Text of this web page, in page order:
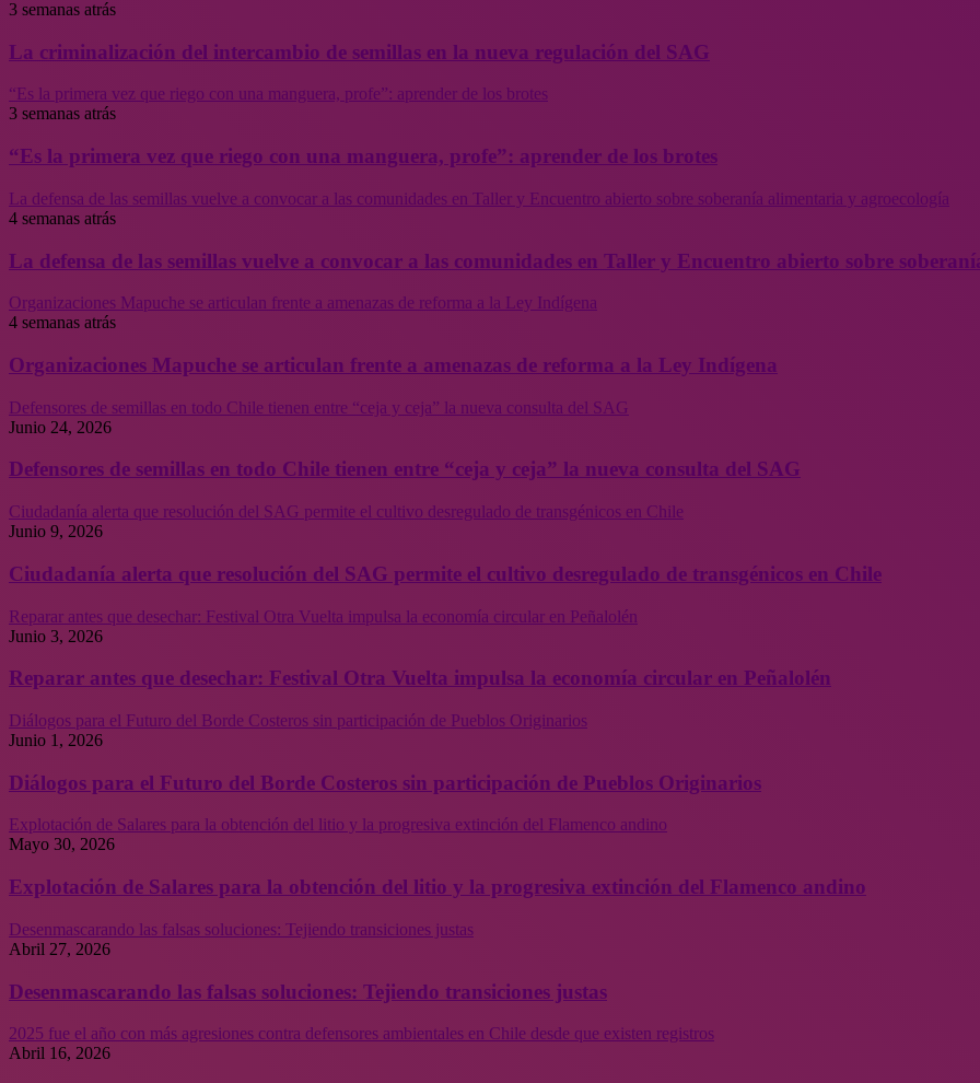
3 semanas atrás
La criminalización del intercambio de semillas en la nueva regulación del SAG
“Es la primera vez que riego con una manguera, profe”: aprender de los brotes
3 semanas atrás
“Es la primera vez que riego con una manguera, profe”: aprender de los brotes
La defensa de las semillas vuelve a convocar a las comunidades en Taller y Encuentro abierto sobre soberanía alimentaria y agroecología
4 semanas atrás
La defensa de las semillas vuelve a convocar a las comunidades en Taller y Encuentro abierto sobre
Organizaciones Mapuche se articulan frente a amenazas de reforma a la Ley Indígena
4 semanas atrás
Organizaciones Mapuche se articulan frente a amenazas de reforma a la Ley Indígena
Defensores de semillas en todo Chile tienen entre “ceja y ceja” la nueva consulta del SAG
Junio 24, 2026
Defensores de semillas en todo Chile tienen entre “ceja y ceja” la nueva consulta del SAG
Ciudadanía alerta que resolución del SAG permite el cultivo desregulado de transgénicos en Chile
Junio 9, 2026
Ciudadanía alerta que resolución del SAG permite el cultivo desregulado de transgénicos en Chile
Reparar antes que desechar: Festival Otra Vuelta impulsa la economía circular en Peñalolén
Junio 3, 2026
Reparar antes que desechar: Festival Otra Vuelta impulsa la economía circular en Peñalolén
Diálogos para el Futuro del Borde Costeros sin participación de Pueblos Originarios
Junio 1, 2026
Diálogos para el Futuro del Borde Costeros sin participación de Pueblos Originarios
Explotación de Salares para la obtención del litio y la progresiva extinción del Flamenco andino
Mayo 30, 2026
Explotación de Salares para la obtención del litio y la progresiva extinción del Flamenco andino
Desenmascarando las falsas soluciones: Tejiendo transiciones justas
Abril 27, 2026
Desenmascarando las falsas soluciones: Tejiendo transiciones justas
2025 fue el año con más agresiones contra defensores ambientales en Chile desde que existen registros
Abril 16, 2026